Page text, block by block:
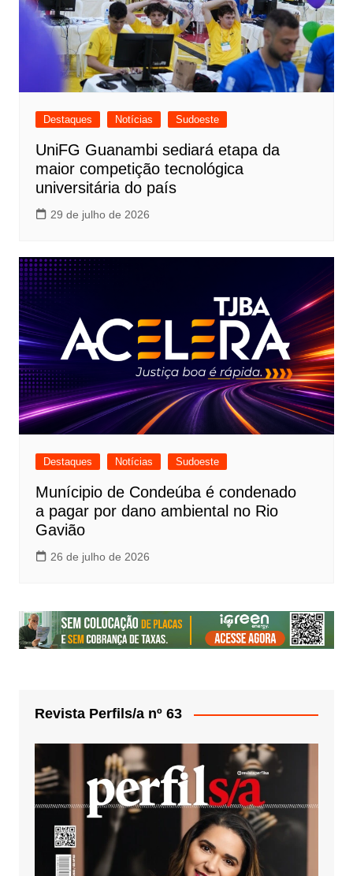
Destaques Notícias Sudoeste
UniFG Guanambi sediará etapa da
maior competição tecnológica
universitária do país
29 de julho de 2026
Destaques Notícias Sudoeste
Munícipio de Condeúba é condenado
a pagar por dano ambiental no Rio
Gavião
26 de julho de 2026
Revista Perfils/a nº 63